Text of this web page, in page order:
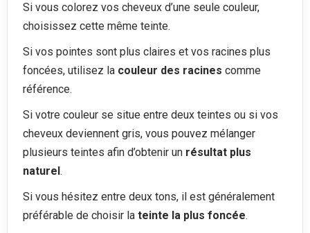
Si vous colorez vos cheveux d’une seule couleur,
choisissez cette même teinte.
Si vos pointes sont plus claires et vos racines plus
foncées, utilisez la couleur des racines comme
référence.
Si votre couleur se situe entre deux teintes ou si vos
cheveux deviennent gris, vous pouvez mélanger
plusieurs teintes afin d’obtenir un résultat plus
naturel .
Si vous hésitez entre deux tons, il est généralement
préférable de choisir la teinte la plus foncée.